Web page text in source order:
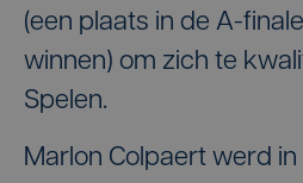
(een plaats in de A-
winnen) om zich te
Spelen.
Marlon Colpaert werd